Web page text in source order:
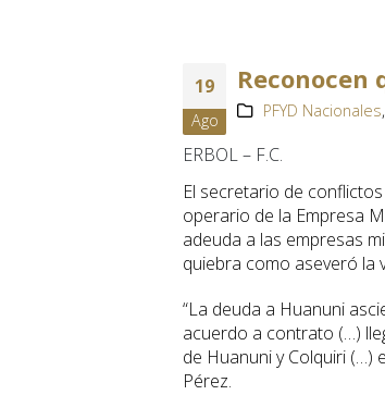
19
Ago
Reconocen
PFYD Nacionales,
ERBOL – F.C.
El secretario de
operario de la Empresa
adeuda a las empresas
quiebra como aseveró la
“La deuda a Huanuni
acuerdo a contrato (…)
de Huanuni y Colquiri (…)
Pérez.